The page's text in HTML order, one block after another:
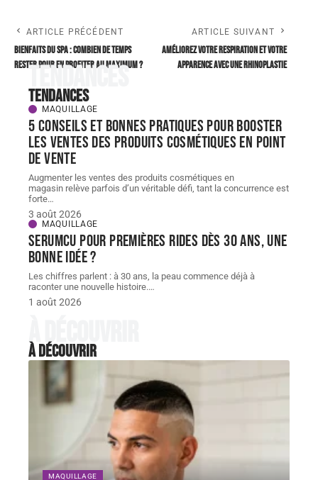
ARTICLE PRÉCÉDENT
Bienfaits du spa : combien de temps
rester pour en profiter au maximum ?
ARTICLE SUIVANT
Améliorez votre respiration et votre
apparence avec une rhinoplastie
Tendances
Tendances
MAQUILLAGE
5 conseils et bonnes pratiques pour booster
les ventes des produits cosmétiques en point
de vente
Augmenter les ventes des produits cosmétiques en
magasin relève parfois d’un véritable défi, tant la concurrence est
forte…
3 août 2026
MAQUILLAGE
Serumcu pour premières rides dès 30 ans, une
bonne idée ?
Les chiffres parlent : à 30 ans, la peau commence déjà à
raconter une nouvelle histoire.…
1 août 2026
À découvrir
À découvrir
MAQUILLAGE